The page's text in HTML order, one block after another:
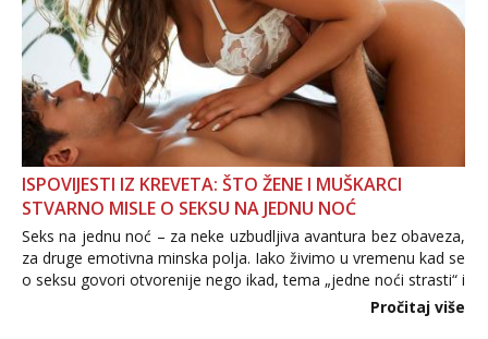
ISPOVIJESTI IZ KREVETA: ŠTO ŽENE I MUŠKARCI
STVARNO MISLE O SEKSU NA JEDNU NOĆ
Seks na jednu noć – za neke uzbudljiva avantura bez obaveza,
za druge emotivna minska polja. Iako živimo u vremenu kad se
o seksu govori otvorenije nego ikad, tema „jedne noći strasti“ i
dalje izaziva burne rasprave. Što zapravo misle žene, a što
Pročitaj više